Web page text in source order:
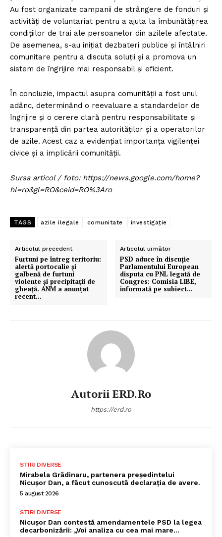
Au fost organizate campanii de strângere de fonduri și
activități de voluntariat pentru a ajuta la îmbunătățirea
condițiilor de trai ale persoanelor din azilele afectate.
De asemenea, s-au inițiat dezbateri publice și întâlniri
comunitare pentru a discuta soluții și a promova un
sistem de îngrijire mai responsabil și eficient.
În concluzie, impactul asupra comunității a fost unul
adânc, determinând o reevaluare a standardelor de
îngrijire și o cerere clară pentru responsabilitate și
transparență din partea autorităților și a operatorilor
de azile. Acest caz a evidențiat importanța vigilenței
civice și a implicării comunității.
Sursa articol / foto: https://news.google.com/home?
hl=ro&gl=RO&ceid=RO%3Aro
TAGS azile ilegale comunitate investigație
Articolul precedent
Furtuni pe întreg teritoriu:
alertă portocalie și
galbenă de furtuni
violente și precipitații de
gheață. ANM a anunțat
recent…
Articolul următor
PSD aduce în discuție
Parlamentului European
disputa cu PNL legată de
Congres: Comisia LIBE,
informată pe subiect…
Autorii ERD.ro
https://erd.ro
STIRI DIVERSE
Mirabela Grădinaru, partenera președintelui
Nicușor Dan, a făcut cunoscută declarația de avere.
5 august 2026
STIRI DIVERSE
Nicușor Dan contestă amendamentele PSD la legea
decarbonizării: „Voi analiza cu cea mai mare…